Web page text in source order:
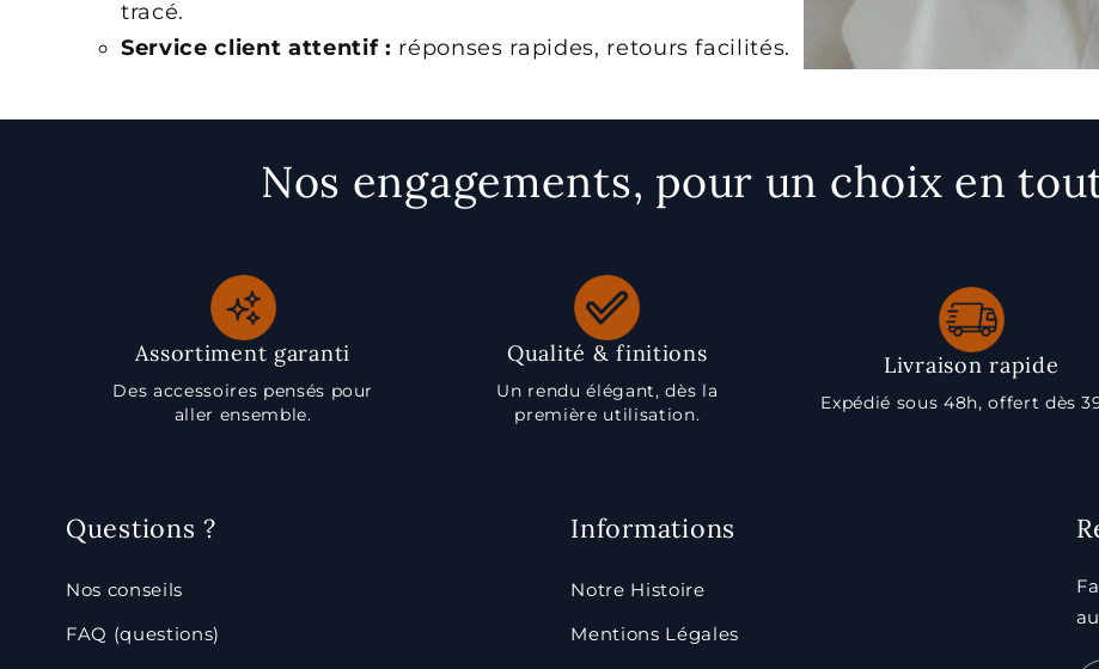
tracé.
Service client attentif : réponses rapides, retours facilités.
Nos engagements, pour un choix en
Assortiment garanti
Des accessoires pensés pour
aller ensemble.
Qualité & finitions
Un rendu élégant, dès la
première utilisation.
Livraison rapide
Expédié sous 48h, offert dès
Questions ?
Nos conseils
FAQ (questions)
Informations
Notre Histoire
Mentions Légales